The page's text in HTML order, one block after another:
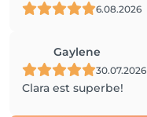
6.08.2026
Gaylene
30.07.2026
Clara est superbe!